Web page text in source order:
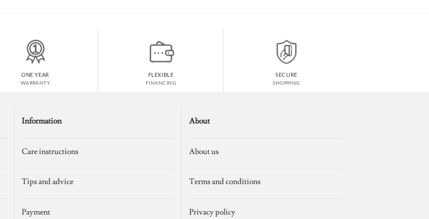
ONE YEAR
WARRANTY
FLEXIBLE
FINANCING
SECURE
SHOPPING
Information
Care instructions
Tips and advice
Payment
About
About us
Terms and conditions
Privacy policy